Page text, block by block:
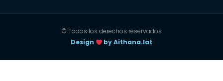
© Todos los derechos reservados
Design
by Aithana.lat